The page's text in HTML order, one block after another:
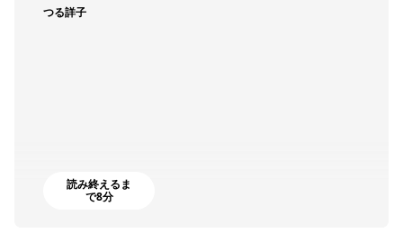
つる詳子
読み終えるま
で8分